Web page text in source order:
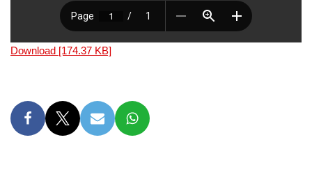
Download [174.37 KB]